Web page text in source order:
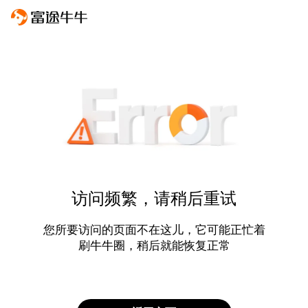
访问频繁，请稍后重试
您所要访问的页面不在这儿，它可能正忙着
刷牛牛圈，稍后就能恢复正常